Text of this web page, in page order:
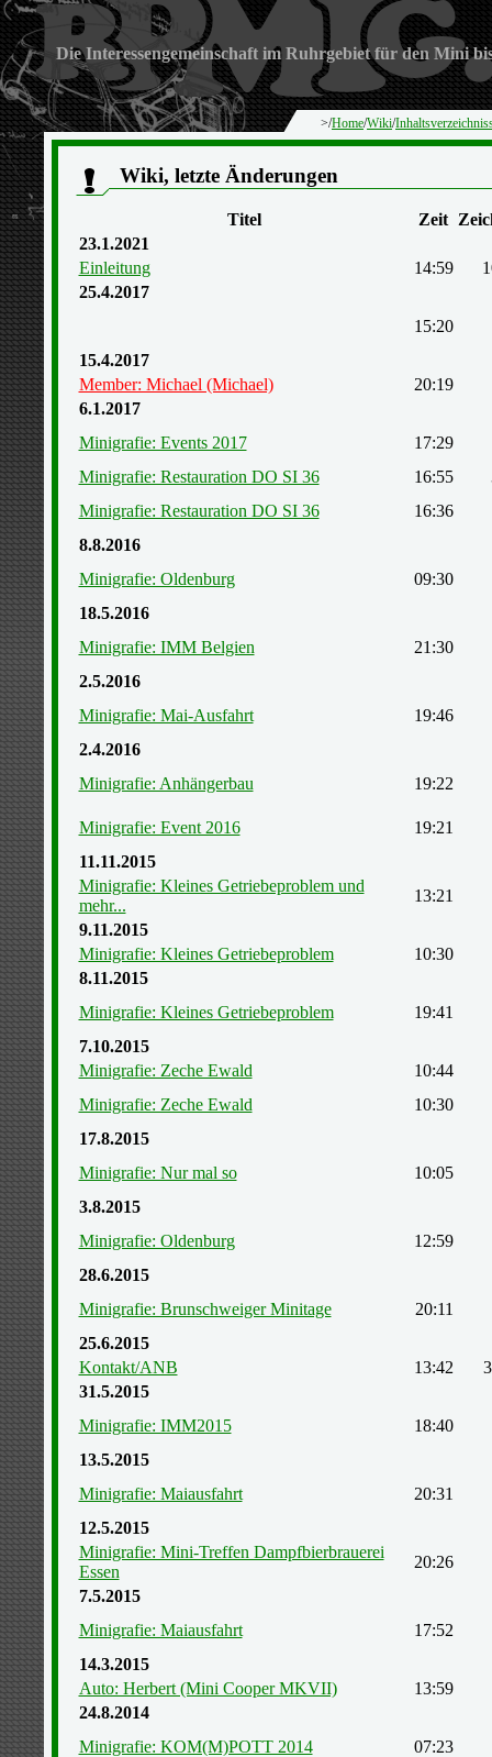
Die Interessengemeinschaft im Ruhrgebiet für den Mini
>/Home/Wiki/
Wiki, letzte Änderungen
Titel Zeit
23.1.2021
Einleitung
14:59
25.4.2017
15:20
15.4.2017
Member: Michael (Michael)
20:19
6.1.2017
Minigrafie: Events 2017
17:29
Minigrafie: Restauration DO SI 36
16:55
Minigrafie: Restauration DO SI 36
16:36
8.8.2016
Minigrafie: Oldenburg
09:30
18.5.2016
Minigrafie: IMM Belgien
21:30
2.5.2016
Minigrafie: Mai-Ausfahrt
19:46
2.4.2016
Minigrafie: Anhängerbau
19:22
Minigrafie: Event 2016
19:21
11.11.2015
Minigrafie: Kleines Getriebeproblem und
mehr...
13:21
9.11.2015
Minigrafie: Kleines Getriebeproblem
10:30
8.11.2015
Minigrafie: Kleines Getriebeproblem
19:41
7.10.2015
Minigrafie: Zeche Ewald
10:44
Minigrafie: Zeche Ewald
10:30
17.8.2015
Minigrafie: Nur mal so
10:05
3.8.2015
Minigrafie: Oldenburg
12:59
28.6.2015
Minigrafie: Brunschweiger Minitage
20:11
25.6.2015
Kontakt/ANB
13:42
31.5.2015
Minigrafie: IMM2015
18:40
13.5.2015
Minigrafie: Maiausfahrt
20:31
12.5.2015
Minigrafie: Mini-Treffen Dampfbierbrauerei
Essen
20:26
7.5.2015
Minigrafie: Maiausfahrt
17:52
14.3.2015
Auto: Herbert (Mini Cooper MKVII)
13:59
24.8.2014
Minigrafie: KOM(M)POTT 2014
07:23